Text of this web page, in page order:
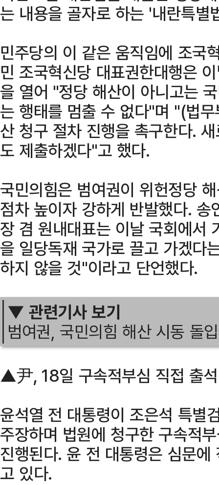
는 내용을 골자로 하는 '내란특별
민주당의 이 같은 움직임에 조국
민 조국혁신당 대표권한대행은
을 열어 "정당 해산이 아니고는
는 행태를 멈출 수 없다"며 "(법
산 청구 절차 진행을 촉구한다.
도 제출하겠다"고 했다.
국민의힘은 범여권이 위헌정당
점차 높이자 강하게 반발했다.
장 겸 원내대표는 이날 국회에서
을 일당독재 국가로 끌고 가겠다
하지 않을 것"이라고 단언했다.
▼ 관련기사 보기
범여권, 국민의힘 해산 시동 돌
▲尹, 18일 구속적부심 직접 출
윤석열 전 대통령이 조은석 특별
주장하며 법원에 청구한 구속적
진행된다. 윤 전 대통령은 심문
고 있다.